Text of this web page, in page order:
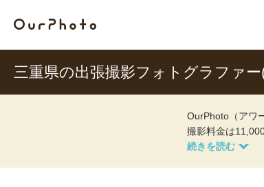
三重県の出張撮影フォトグラファ
OurPhoto（アワ
撮影料金は